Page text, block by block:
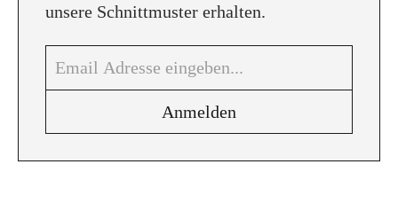
unsere Schnittmuster erhalten.